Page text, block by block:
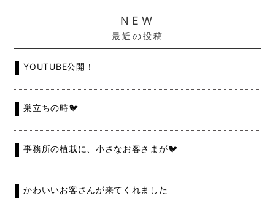
NEW
最近の投稿
YOUTUBE公開！
巣立ちの時🐦
事務所の植栽に、小さなお客さまが🐦
かわいいお客さんが来てくれました